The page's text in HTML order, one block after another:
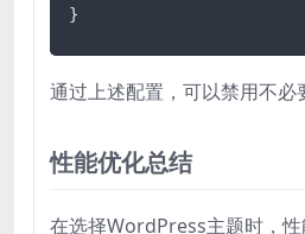
}
通过上述配置，可以禁用不
性能优化总结
在选择WordPress主题时，